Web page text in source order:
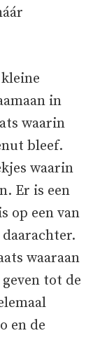
in
waarin
bleef.
waarin
Er is een
op een van
waaraan
tot de
en de